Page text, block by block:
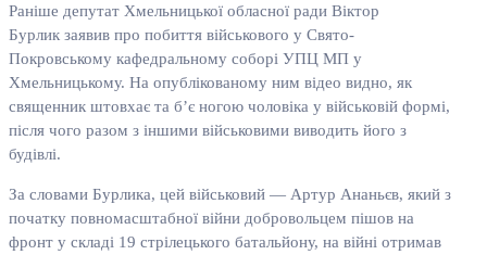
Раніше депутат Хмельницької обласної ради Віктор
Бурлик заявив про побиття військового у Свято-
Покровському кафедральному соборі УПЦ МП у
Хмельницькому. На опублікованому ним відео видно, як
священник штовхає та б’є ногою чоловіка у військовій формі,
після чого разом з іншими військовими виводить його з
будівлі.
За словами Бурлика, цей військовий — Артур Ананьєв, який з
початку повномасштабної війни добровольцем пішов на
фронт у складі 19 стрілецького батальйону, на війні отримав